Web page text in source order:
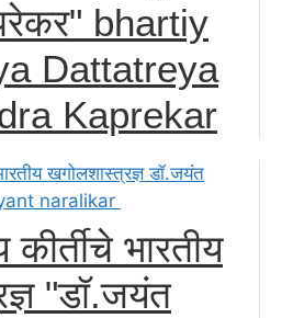
bhartiy
Dattatreya
Kaprekar
भारतीय
"डॉ.जयंत